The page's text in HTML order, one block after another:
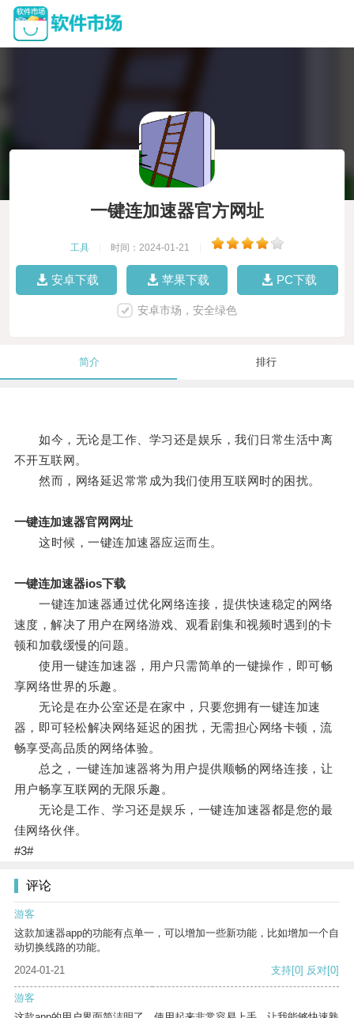
一键连加速器官方网址
工具 时间：2024-01-21
安卓下载 苹果下载 PC下载
安卓市场，安全绿色
简介 排行
如今，无论是工作、学习还是娱乐，我们日常生活中离
不开互联网。
然而，网络延迟常常成为我们使用互联网时的困扰。
一键连加速器官网网址
这时候，一键连加速器应运而生。
一键连加速器ios下载
一键连加速器通过优化网络连接，提供快速稳定的网络
速度，解决了用户在网络游戏、观看剧集和视频时遇到的卡
顿和加载缓慢的问题。
使用一键连加速器，用户只需简单的一键操作，即可畅
享网络世界的乐趣。
无论是在办公室还是在家中，只要您拥有一键连加速
器，即可轻松解决网络延迟的困扰，无需担心网络卡顿，流
畅享受高品质的网络体验。
总之，一键连加速器将为用户提供顺畅的网络连接，让
用户畅享互联网的无限乐趣。
无论是工作、学习还是娱乐，一键连加速器都是您的最
佳网络伙伴。
#3#
评论
游客
这款加速器app的功能有点单一，可以增加一些新功能，比如增加一个自
动切换线路的功能。
2024-01-21
支持[0] 反对[0]
游客